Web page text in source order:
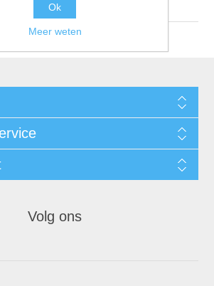
Volg ons
Ok
Meer weten